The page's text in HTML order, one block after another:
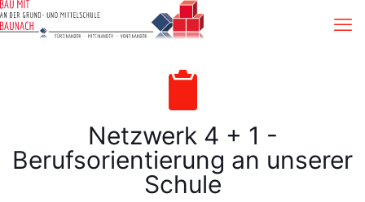
Netzwerk 4 + 1 -
Berufsorientierung an unserer
Schule